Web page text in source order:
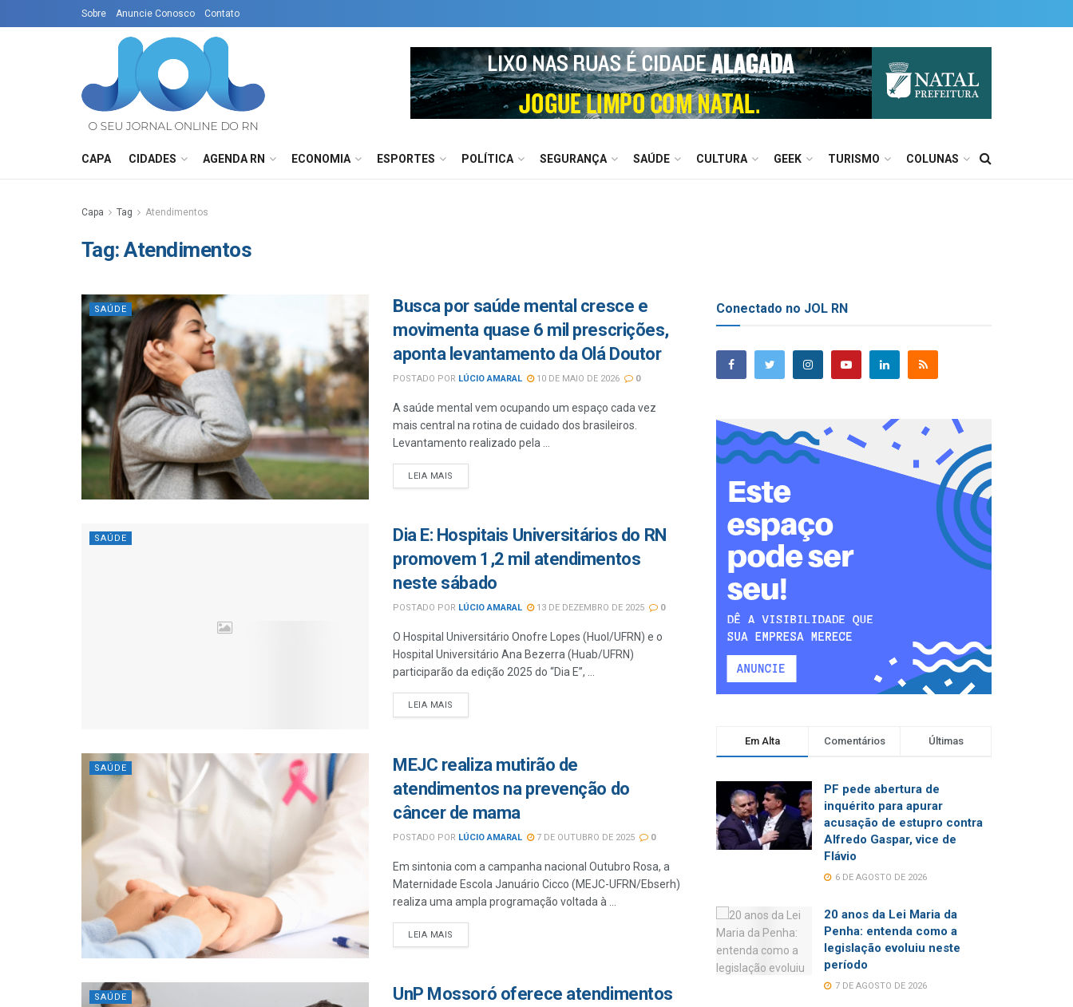
Sobre Anuncie Conosco Contato
CAPA CIDADES AGENDA RN ECONOMIA ESPORTES POLÍTICA SEGURANÇA SAÚDE CULTURA GEEK TURISMO COLUNAS
Capa Tag Atendimentos
Tag:Atendimentos
SAÚDE
Busca por saúde mental cresce e
movimenta quase 6 mil prescrições,
aponta levantamento da Olá Doutor
POSTADO POR LÚCIO AMARAL 10 DE MAIO DE 2026 0
A saúde mental vem ocupando um espaço cada vez
mais central na rotina de cuidado dos brasileiros.
Levantamento realizado pela ...
LEIA MAIS
SAÚDE
Dia E: Hospitais Universitários do RN
promovem 1,2 mil atendimentos
neste sábado
POSTADO POR LÚCIO AMARAL 13 DE DEZEMBRO DE 2025 0
O Hospital Universitário Onofre Lopes (Huol/UFRN) e o
Hospital Universitário Ana Bezerra (Huab/UFRN)
participarão da edição 2025 do “Dia E”, ...
LEIA MAIS
SAÚDE
MEJC realiza mutirão de
atendimentos na prevenção do
câncer de mama
POSTADO POR LÚCIO AMARAL 7 DE OUTUBRO DE 2025 0
Em sintonia com a campanha nacional Outubro Rosa, a
Maternidade Escola Januário Cicco (MEJC-UFRN/Ebserh)
realiza uma ampla programação voltada à ...
LEIA MAIS
SAÚDE
UnP Mossoró oferece atendimentos
Conectado no JOL RN
Em Alta Comentários Últimas
PF pede abertura de
inquérito para apurar
acusação de estupro contra
Alfredo Gaspar, vice de
Flávio
6 DE AGOSTO DE 2026
20 anos da Lei Maria da
Penha: entenda como a
legislação evoluiu neste
período
7 DE AGOSTO DE 2026